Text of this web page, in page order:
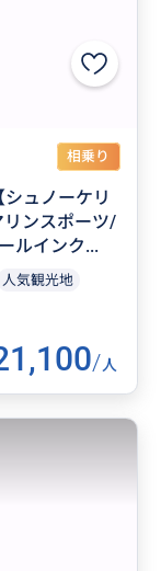
相乗り
ュノーケリ
リンスポーツ/
ルインク...
人気観光地
/人